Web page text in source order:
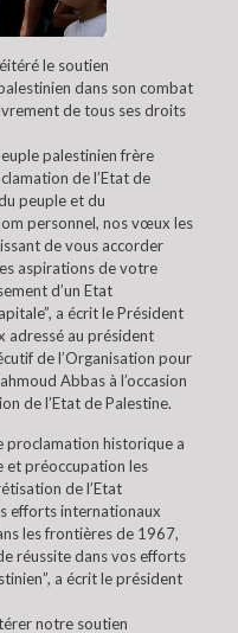
le soutien
dans son combat
de tous ses droits
palestinien frère
de l’Etat de
peuple et du
personnel, nos vœux les
de vous accorder
aspirations de votre
d’un Etat
a écrit le Président
adressé au président
de l’Organisation pour
Abbas à l’occasion
de l’Etat de Palestine.
proclamation historique a
et préoccupation les
de l’Etat
efforts internationaux
les frontières de 1967,
réussite dans vos efforts
a écrit le président
notre soutien